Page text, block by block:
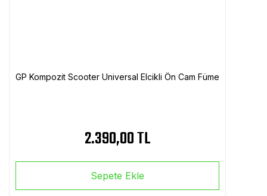
GP Kompozit Scooter Universal Elcikli Ön Cam Füme
2.390,00 TL
Sepete Ekle